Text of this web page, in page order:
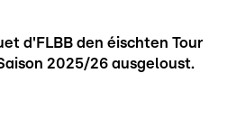
d'FLBB den éischten Tour
2025/26 ausgeloust.